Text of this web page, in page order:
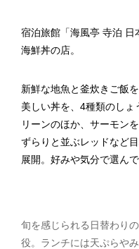
宿泊旅館「海風亭 寺泊 日
海鮮丼の店。
新鮮な地魚と釜炊きご飯
美しい丼を、4種類のし
リーンのほか、サーモン
ずらりと並ぶレッドなど
展開。好みや気分で選んで
旬を感じられる日替わり
役。ランチには天ぷらやみ